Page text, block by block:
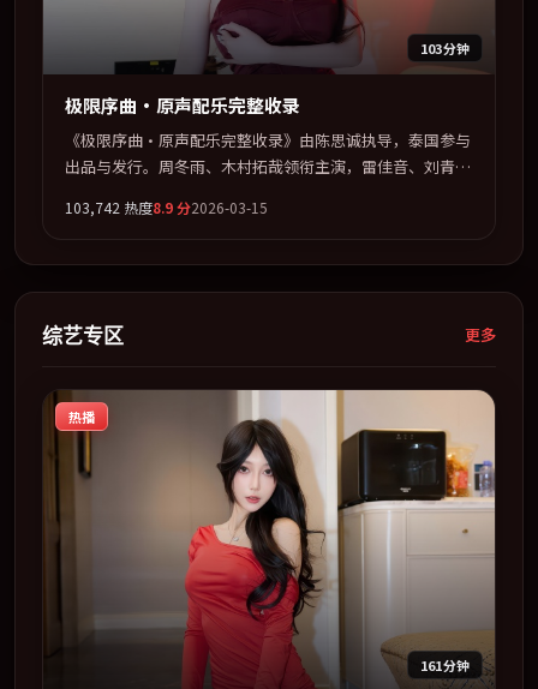
103分钟
极限序曲·原声配乐完整收录
《极限序曲·原声配乐完整收录》由陈思诚执导，泰国参与
出品与发行。周冬雨、木村拓哉领衔主演，雷佳音、刘青
准摆荡。全片以「动作」类型为骨架，在叙事、表演与视听
亮相，2026 年度话题片中口碑稳健，适合喜欢强情节与人
物弧光的观众完整观看。
103,742 热度8.9分2026-03-15
综艺专区 更多
热播
161分钟